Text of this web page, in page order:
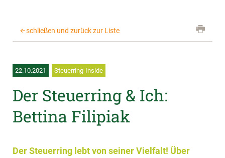
schließen und zurück zur Liste
22.10.2021 Steuerring-Inside
Der Steuerring & Ich:
Bettina Filipiak
Der Steuerring lebt von seiner Vielfalt! Über